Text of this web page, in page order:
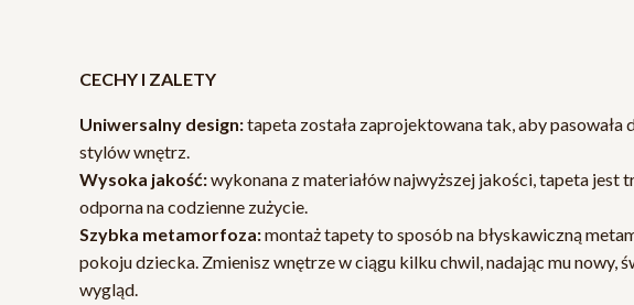
CECHY I ZALETY
Uniwersalny design:tapeta została zaprojektowana tak, aby pasowała
stylów wnętrz.
Wysoka jakość:wykonana z materiałów najwyższej jakości, tapeta jest
odporna na codzienne zużycie.
Szybka metamorfoza:montaż tapety to sposób na błyskawiczną
pokoju dziecka. Zmienisz wnętrze w ciągu kilku chwil, nadając mu nowy,
wygląd.